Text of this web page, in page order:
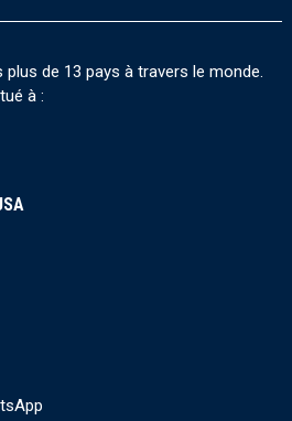
de 13 pays à travers le monde.
à :